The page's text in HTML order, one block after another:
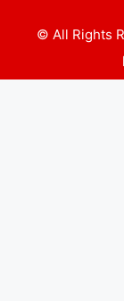
© All Rights